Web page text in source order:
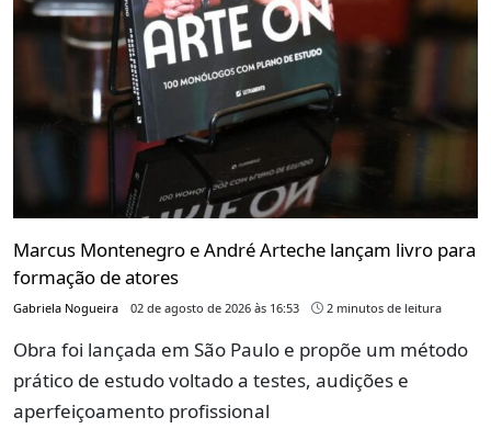
Marcus Montenegro e André Arteche lançam livro para
formação de atores
Gabriela Nogueira 02 de agosto de 2026 às 16:53 2 minutos de leitura
Obra foi lançada em São Paulo e propõe um método
prático de estudo voltado a testes, audições e
aperfeiçoamento profissional